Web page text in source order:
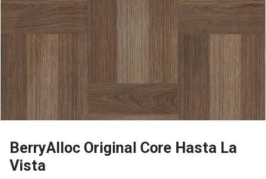
BerryAlloc Original Core Hasta La
Vista